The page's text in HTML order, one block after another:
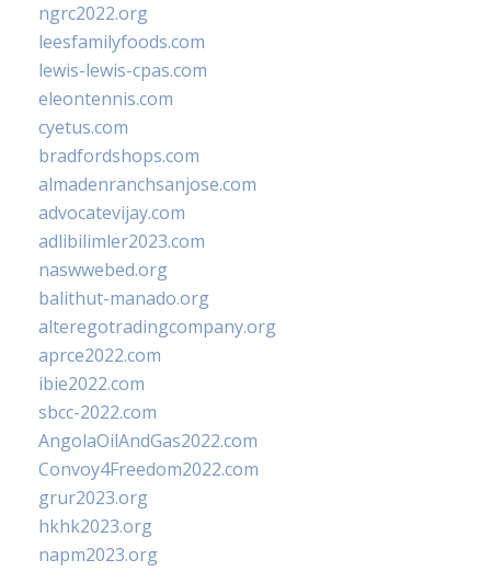
ngrc2022.org
leesfamilyfoods.com
lewis-lewis-cpas.com
eleontennis.com
cyetus.com
bradfordshops.com
almadenranchsanjose.com
advocatevijay.com
adlibilimler2023.com
naswwebed.org
balithut-manado.org
alteregotradingcompany.org
aprce2022.com
ibie2022.com
sbcc-2022.com
AngolaOilAndGas2022.com
Convoy4Freedom2022.com
grur2023.org
hkhk2023.org
napm2023.org